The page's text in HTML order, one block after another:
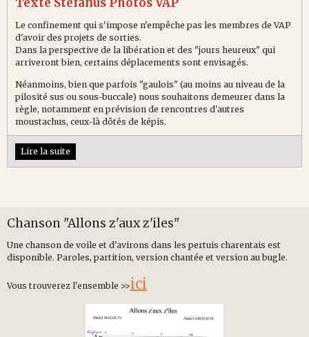
Le confinement qui s'impose n'empêche pas les membres de VAP
d'avoir des projets de sorties.
Dans la perspective de la libération et des "jours heureux" qui
arriveront bien, certains déplacements sont envisagés.
Néanmoins, bien que parfois "gaulois" (au moins au niveau de la
pilosité sus ou sous-buccale) nous souhaitons demeurer dans la
règle, notamment en prévision de rencontres d'autres
moustachus, ceux-là dôtés de képis.
Lire la suite
Chanson "Allons z'aux z'iles"
Une chanson de voile et d'avirons dans les pertuis charentais est
disponible. Paroles, partition, version chantée et version au bugle.
Vous trouverez l'ensemble >>ici